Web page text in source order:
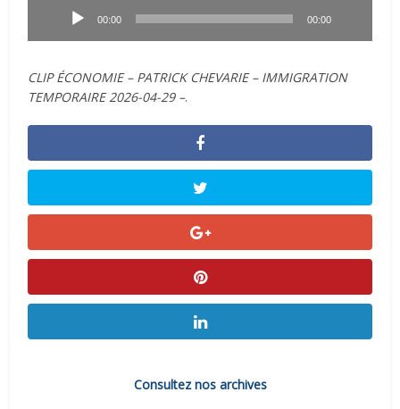
00:00 00:00
CLIP ÉCONOMIE – PATRICK CHEVARIE – IMMIGRATION
TEMPORAIRE 2026-04-29 –.
Consultez nos archives